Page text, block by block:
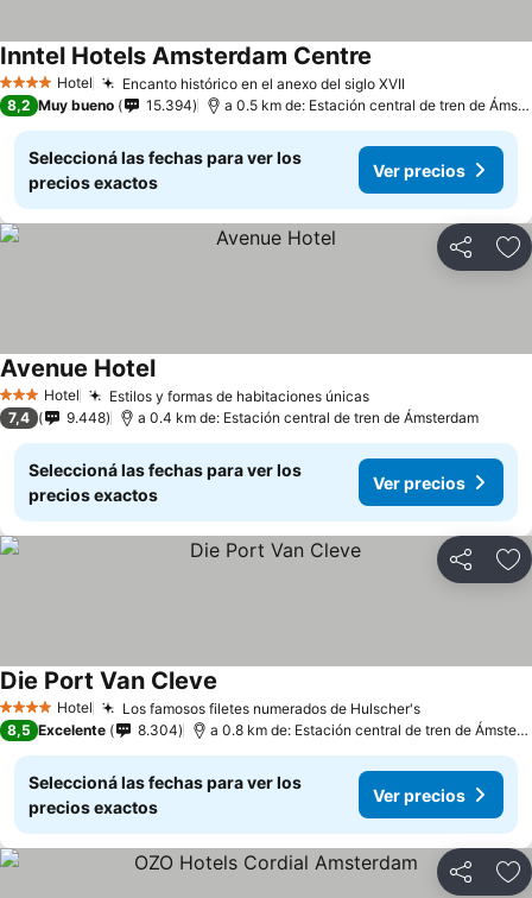
4 EstrellasHotel Encanto histórico en el anexo del siglo XVII
Inntel Hotels Amsterdam Centre
8,2 Muy bueno 15.394 a 0.5 km de: Estación central de tren de Ámsterdam
Seleccioná las fechas para ver los
precios exactos
Ver precios
Compartir
3 Estrellas
Hotel Estilos y formas de habitaciones únicas
Avenue Hotel
7,4 9.448 a 0.4 km de: Estación central de tren de Ámsterdam
Seleccioná las fechas para ver los
precios exactos
Ver precios
Compartir
4 EstrellasHotel Los famosos filetes numerados de Hulscher's
Die Port Van Cleve
8,5 Excelente 8.304 a 0.8 km de: Estación central de tren de Ámsterdam
Seleccioná las fechas para ver los
precios exactos
Ver precios
Compartir